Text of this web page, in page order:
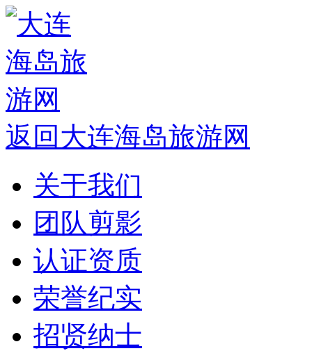
返回大连海岛旅游网
关于我们
团队剪影
认证资质
荣誉纪实
招贤纳士